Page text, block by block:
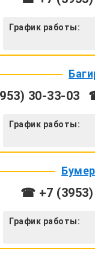
График работы:
30-33-03
График работы:
☎ +7 (3953)
График работы: